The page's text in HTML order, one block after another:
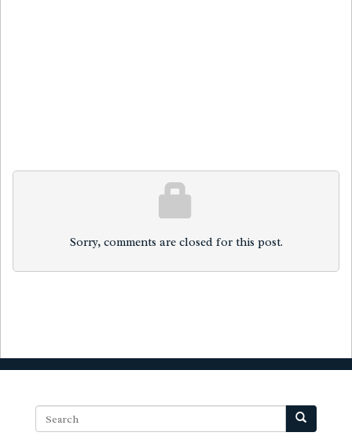
Sorry, comments are closed for this post.